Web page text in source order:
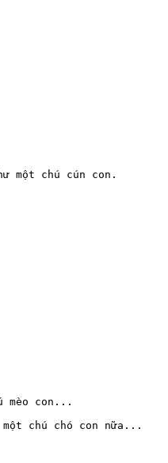
một chú cún con.
mèo con...
chú chó con nữa...